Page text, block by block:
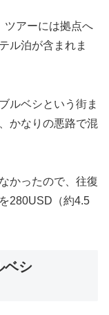
ツアーには拠点へ
ル泊が含まれま
ルベシという街ま
かなりの悪路で混
かったので、往復
280USD（約4.5
ベシ